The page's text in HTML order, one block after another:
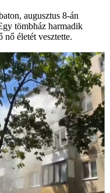
augusztus 8-án
tömbház harmadik
nő életét vesztette.